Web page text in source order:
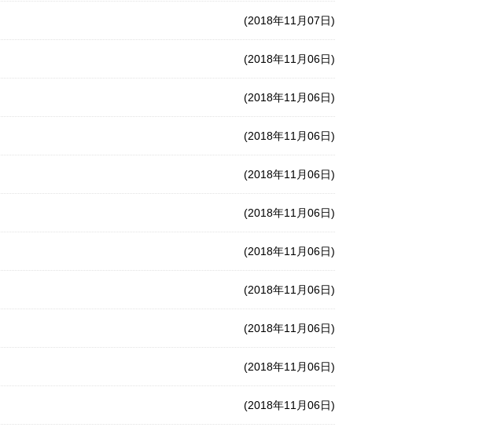
(2018年11月07日)
(2018年11月06日)
(2018年11月06日)
(2018年11月06日)
(2018年11月06日)
(2018年11月06日)
(2018年11月06日)
(2018年11月06日)
(2018年11月06日)
(2018年11月06日)
(2018年11月06日)